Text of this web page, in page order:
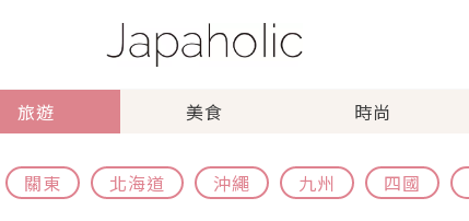
旅遊 美食 時尚
關東 北海道 沖繩 九州 四國